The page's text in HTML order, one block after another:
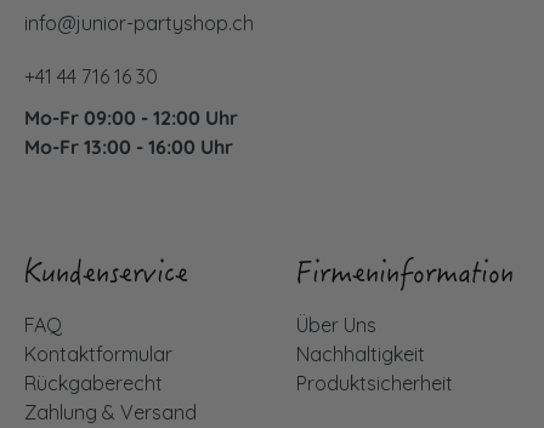
info@junior-partyshop.ch
+41 44 716 16 30
Mo-Fr 09:00 - 12:00 Uhr
Mo-Fr 13:00 - 16:00 Uhr
Kundenservice
FAQ
Kontaktformular
Rückgaberecht
Zahlung & Versand
Firmeninformation
Über Uns
Nachhaltigkeit
Produktsicherheit